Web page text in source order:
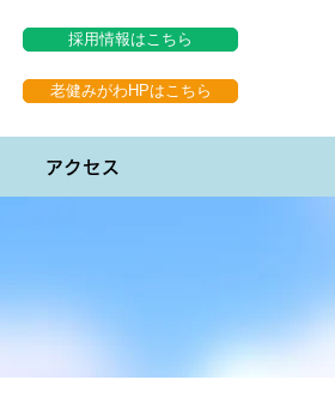
採用情報はこちら
老健みがわHPはこちら
アクセス